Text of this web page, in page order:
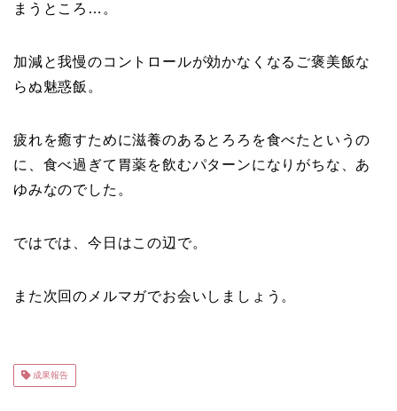
まうところ…。
加減と我慢のコントロールが効かなくなるご褒美飯な
らぬ魅惑飯。
疲れを癒すために滋養のあるとろろを食べたというの
に、食べ過ぎて胃薬を飲むパターンになりがちな、あ
ゆみなのでした。
ではでは、今日はこの辺で。
また次回のメルマガでお会いしましょう。
成果報告